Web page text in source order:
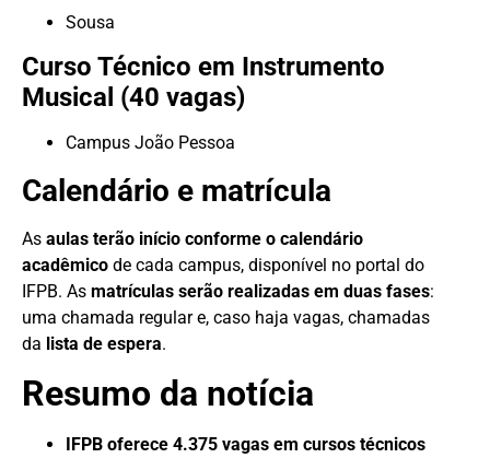
Sousa
Curso Técnico em Instrumento
Musical (40 vagas)
Campus João Pessoa
Calendário e matrícula
As aulas terão início conforme o calendário
acadêmico de cada campus, disponível no portal do
IFPB. As matrículas serão realizadas em duas fases:
uma chamada regular e, caso haja vagas, chamadas
da lista de espera.
Resumo da notícia
IFPB oferece 4.375 vagas em cursos técnicos